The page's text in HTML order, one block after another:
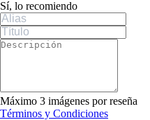
Sí, lo recomiendo
Máximo 3 imágenes por reseña
Términos y Condiciones